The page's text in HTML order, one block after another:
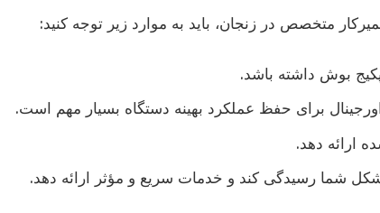
متخصص در زنجان، باید به موارد زیر توجه کنید:
پکیج بوش داشته باشد.
برای حفظ عملکرد بهینه دستگاه بسیار مهم است.
ارائه دهد.
شما رسیدگی کند و خدمات سریع و مؤثر ارائه دهد.